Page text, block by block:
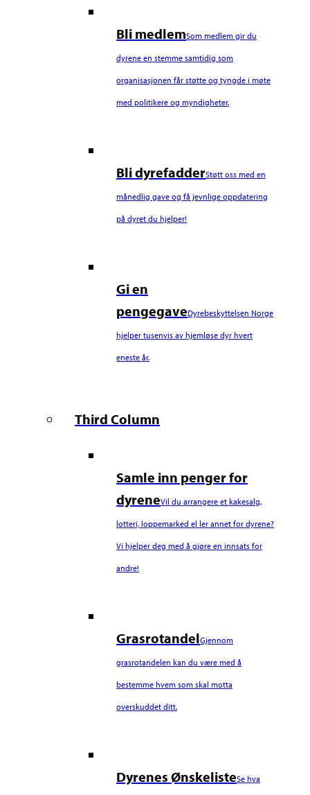
Bli medlemSom medlem gir du
dyrene en stemme samtidig som
organisasjonen får støtte og tyngde i møte
med politikere og myndigheter.
Bli dyrefadderStøtt oss med en
månedlig gave og få jevnlige oppdatering
på dyret du hjelper!
Gi en
pengegaveDyrebeskyttelsen Norge
hjelper tusenvis av hjemløse dyr hvert
eneste år.
Third Column
Samle inn penger for
dyreneVil du arrangere et kakesalg,
lotteri, loppemarked el ler annet for dyrene?
Vi hjelper deg med å gjøre en innsats for
andre!
GrasrotandelGjennom
grasrotandelen kan du være med å
bestemme hvem som skal motta
overskuddet ditt.
Dyrenes ØnskelisteSe hva